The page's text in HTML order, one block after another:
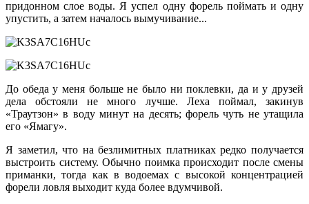
придонном слое воды. Я успел одну форель поймать и одну
упустить, а затем началось вымучивание...
До обеда у меня больше не было ни поклевки, да и у друзей
дела обстояли не много лучше. Леха поймал, закинув
«Траутзон» в воду минут на десять; форель чуть не утащила
его «Ямагу».
Я заметил, что на безлимитных платниках редко получается
выстроить систему. Обычно поимка происходит после смены
приманки, тогда как в водоемах с высокой концентрацией
форели ловля выходит куда более вдумчивой.